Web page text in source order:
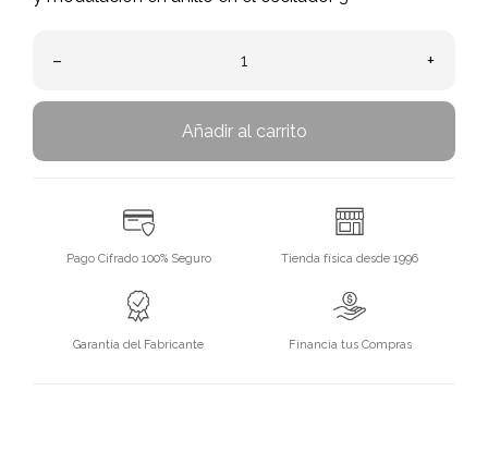
– +
Añadir al carrito
Pago Cifrado 100% Seguro Tienda física desde 1996
Garantía del Fabricante Financia tus Compras